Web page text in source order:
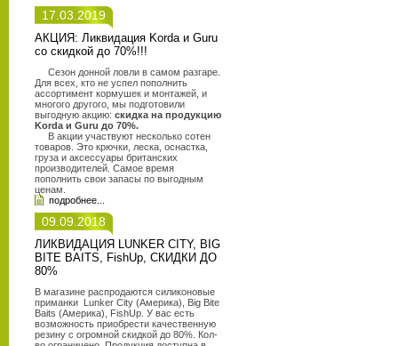
17.03.2019
АКЦИЯ: Ликвидация Korda и Guru
со скидкой до 70%!!!
Сезон донной ловли в самом разгаре.
Для всех, кто не успел пополнить
ассортимент кормушек и монтажей, и
многого другого, мы подготовили
выгодную акцию: скидка на продукцию
Korda и Guru до 70%.
В акции участвуют несколько сотен
товаров. Это крючки, леска, оснастка,
груза и аксессуары британских
производителей. Самое время
пополнить свои запасы по выгодным
ценам.
подробнее...
09.09.2018
ЛИКВИДАЦИЯ LUNKER CITY, BIG
BITE BAITS, FishUp, СКИДКИ ДО
80%
В магазине распродаются силиконовые
приманки Lunker City (Америка), Big Bite
Baits (Америка), FishUp. У вас есть
возможность приобрести качественную
резину с огромной скидкой до 80%. Кол-